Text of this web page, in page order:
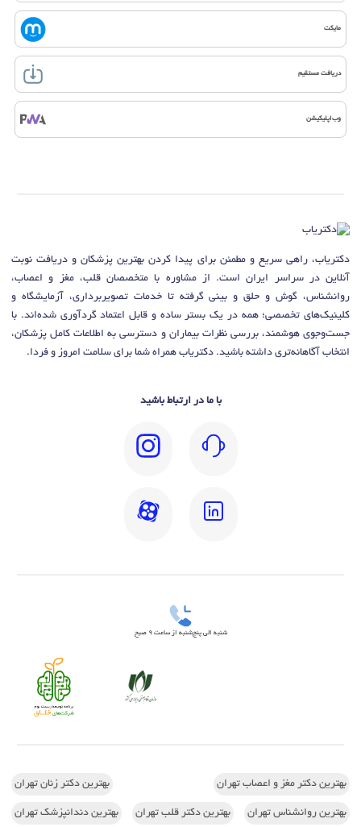
مایکت
دریافت مستقیم
وب‌اپلیکیشن
دکتریاب، راهی سریع و مطمئن برای پیدا کردن بهترین پزشکان و دریافت نوبت
آنلاین در سراسر ایران است. از مشاوره با متخصصان قلب، مغز و اعصاب،
روانشناس، گوش و حلق و بینی گرفته تا خدمات تصویربرداری، آزمایشگاه و
کلینیک‌های تخصصی؛ همه در یک بستر ساده و قابل اعتماد گردآوری شده‌اند. با
جست‌وجوی هوشمند، بررسی نظرات بیماران و دسترسی به اطلاعات کامل پزشکان،
انتخاب آگاهانه‌تری داشته باشید. دکتریاب همراه شما برای سلامت امروز و فردا.
با ما در ارتباط باشید
شنبه الی پنج‌شنبه از ساعت 9 صبح
بهترین دکتر مغز و اعصاب تهران بهترین دکتر زنان تهران
بهترین روانشناس تهران بهترین دکتر قلب تهران بهترین دندانپزشک تهران